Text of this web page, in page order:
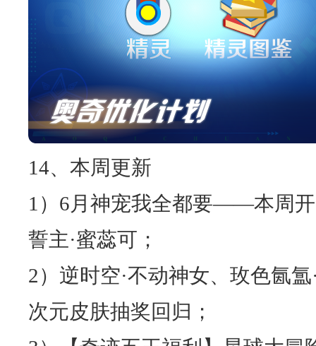
14、本周更新
1）6月神宠我全都要——本周
誓主·蜜蕊可；
2）逆时空·不动神女、玫色氤
次元皮肤抽奖回归；